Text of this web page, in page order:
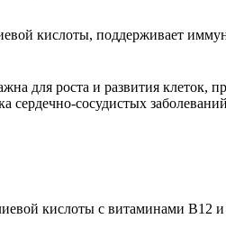
кислоты, поддерживает
для роста и развития клеток,
сердечно-сосудистых
кислоты с витаминами B12